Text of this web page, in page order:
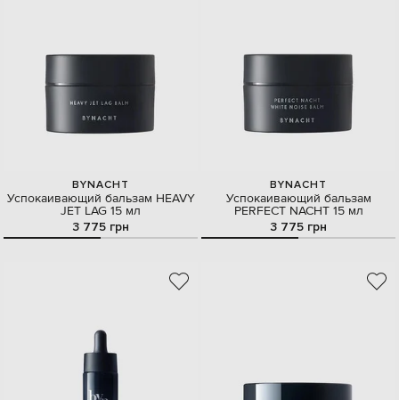
BYNACHT
Успокаивающий бальзам HEAVY
JET LAG 15 мл
3 775 грн
BYNACHT
Успокаивающий бальзам
PERFECT NACHT 15 мл
3 775 грн